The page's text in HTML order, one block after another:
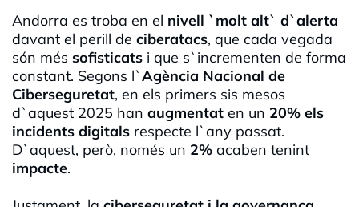
Andorra es troba en el nivell `molt alt` d`alerta
davant el perill de ciberatacs, que cada vegada
són més sofisticats i que s`incrementen de forma
constant. Segons l`Agència Nacional de
Ciberseguretat, en els primers sis mesos
d`aquest 2025 han augmentat en un 20% els
incidents digitals respecte l`any passat.
D`aquest, però, només un 2% acaben tenint
impacte.